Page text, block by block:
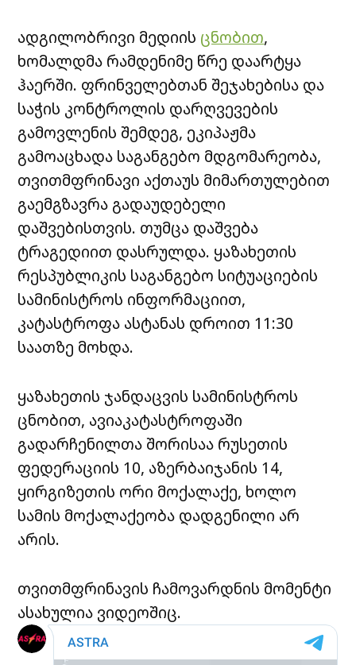
ადგილობრივი მედიის ცნობით,
ხომალდმა რამდენიმე წრე დაარტყა
ჰაერში. ფრინველებთან შეჯახებისა და
საჭის კონტროლის დარღვევების
გამოვლენის შემდეგ, ეკიპაჟმა
გამოაცხადა საგანგებო მდგომარეობა,
თვითმფრინავი აქთაუს მიმართულებით
გაემგზავრა გადაუდებელი
დაშვებისთვის. თუმცა დაშვება
ტრაგედიით დასრულდა. ყაზახეთის
რესპუბლიკის საგანგებო სიტუაციების
სამინისტროს ინფორმაციით,
კატასტროფა ასტანას დროით 11:30
საათზე მოხდა.
ყაზახეთის ჯანდაცვის სამინისტროს
ცნობით, ავიაკატასტროფაში
გადარჩენილთა შორისაა რუსეთის
ფედერაციის 10, აზერბაიჯანის 14,
ყირგიზეთის ორი მოქალაქე, ხოლო
სამის მოქალაქეობა დადგენილი არ
არის.
თვითმფრინავის ჩამოვარდნის მომენტი
ასახულია ვიდეოშიც.